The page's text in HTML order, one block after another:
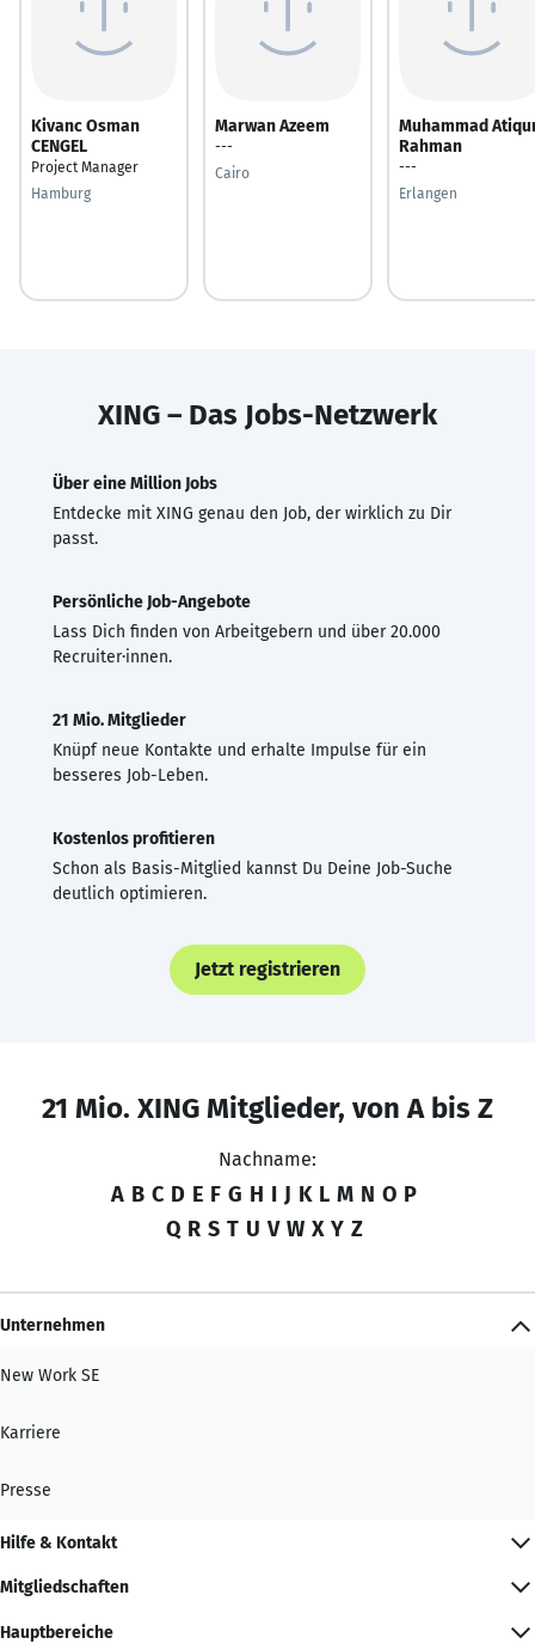
Kivanc Osman
CENGEL
Project Manager
Hamburg
Marwan Azeem
---
Cairo
Muhammad
Rahman
---
Erlangen
XING – Das Jobs-Netzwerk
Über eine Million Jobs
Entdecke mit XING genau den Job, der wirklich zu Dir
passt.
Persönliche Job-Angebote
Lass Dich finden von Arbeitgebern und über 20.000
Recruiter·innen.
21 Mio. Mitglieder
Knüpf neue Kontakte und erhalte Impulse für ein
besseres Job-Leben.
Kostenlos profitieren
Schon als Basis-Mitglied kannst Du Deine Job-Suche
deutlich optimieren.
Jetzt registrieren
21 Mio. XING Mitglieder, von A bis Z
Nachname:
A B C D E F G H I J K L M N O P
Q R S T U V W X Y Z
Unternehmen
New Work SE
Karriere
Presse
Hilfe & Kontakt
Mitgliedschaften
Hauptbereiche